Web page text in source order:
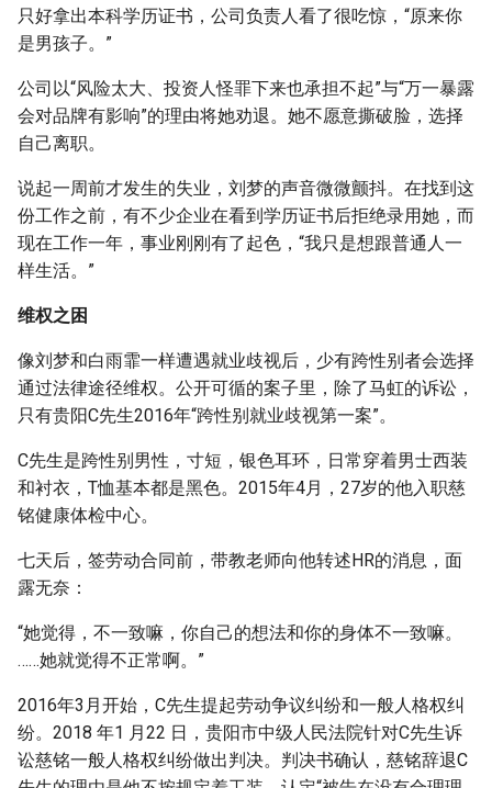
只好拿出本科学历证书，公司负责人看了很吃惊，“原来你
是男孩子。”
公司以“风险太大、投资人怪罪下来也承担不起”与“万一暴露
会对品牌有影响”的理由将她劝退。她不愿意撕破脸，选择
自己离职。
说起一周前才发生的失业，刘梦的声音微微颤抖。在找到这
份工作之前，有不少企业在看到学历证书后拒绝录用她，而
现在工作一年，事业刚刚有了起色，“我只是想跟普通人一
样生活。”
维权之困
像刘梦和白雨霏一样遭遇就业歧视后，少有跨性别者会选择
通过法律途径维权。公开可循的案子里，除了马虹的诉讼，
只有贵阳C先生2016年“跨性别就业歧视第一案”。
C先生是跨性别男性，寸短，银色耳环，日常穿着男士西装
和衬衣，T恤基本都是黑色。2015年4月，27岁的他入职慈
铭健康体检中心。
七天后，签劳动合同前，带教老师向他转述HR的消息，面
露无奈：
“她觉得，不一致嘛，你自己的想法和你的身体不一致嘛。
……她就觉得不正常啊。”
2016年3月开始，C先生提起劳动争议纠纷和一般人格权纠
纷。2018 年1 月22 日，贵阳市中级人民法院针对C先生诉
讼慈铭一般人格权纠纷做出判决。判决书确认，慈铭辞退C